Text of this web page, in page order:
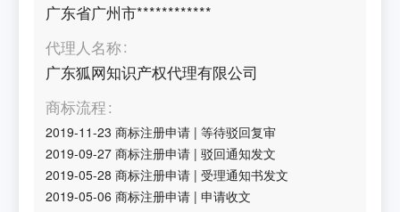
广东省广州市************
代理人名称
广东狐网知识产权代理有限公司
商标流程
2019-11-23 商标注册申请 |等待驳回复审
2019-09-27 商标注册申请 |驳回通知发文
2019-05-28 商标注册申请 |受理通知书发文
2019-05-06 商标注册申请 |申请收文